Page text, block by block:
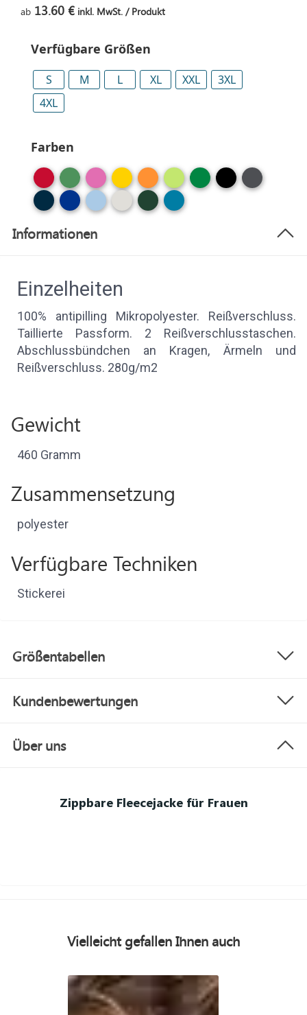
ab 13.60 € inkl. MwSt. / Produkt
Verfügbare Größen
S M L XL XXL
3XL
4XL
Farben
Informationen
Einzelheiten
100% antipilling Mikropolyester. Reißverschluss.
Taillierte Passform. 2 Reißverschlusstaschen.
Abschlussbündchen an Kragen, Ärmeln und
Reißverschluss. 280g/m2
Gewicht
460 Gramm
Zusammensetzung
polyester
Verfügbare Techniken
Stickerei
Größentabellen
Kundenbewertungen
Über uns
Zippbare Fleecejacke für Frauen
Vielleicht gefallen Ihnen auch